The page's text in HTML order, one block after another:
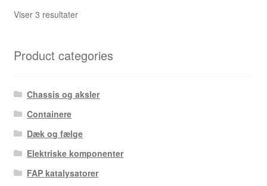
Viser 3 resultaterSorteret
Product categories
Chassis og aksler
Containere
Dæk og fælge
Elektriske komponenter
FAP katalysatorer